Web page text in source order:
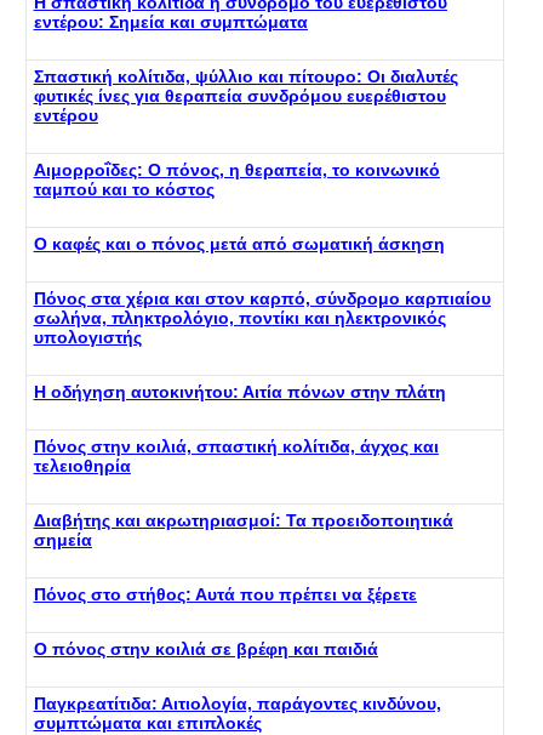
εντέρου: Σημεία και συμπτώματα
Σπαστική κολίτιδα, ψύλλιο και πίτουρο: Οι διαλυτές
φυτικές ίνες για θεραπεία συνδρόμου ευερέθιστου
εντέρου
Αιμορροΐδες: Ο πόνος, η θεραπεία, το κοινωνικό
ταμπού και το κόστος
Ο καφές και ο πόνος μετά από σωματική άσκηση
Πόνος στα χέρια και στον καρπό, σύνδρομο καρπιαίου
σωλήνα, πληκτρολόγιο, ποντίκι και ηλεκτρονικός
υπολογιστής
Η οδήγηση αυτοκινήτου: Αιτία πόνων στην πλάτη
Πόνος στην κοιλιά, σπαστική κολίτιδα, άγχος και
τελειοθηρία
Διαβήτης και ακρωτηριασμοί: Τα προειδοποιητικά
σημεία
Πόνος στο στήθος: Αυτά που πρέπει να ξέρετε
Ο πόνος στην κοιλιά σε βρέφη και παιδιά
Παγκρεατίτιδα: Αιτιολογία, παράγοντες κινδύνου,
συμπτώματα και επιπλοκές